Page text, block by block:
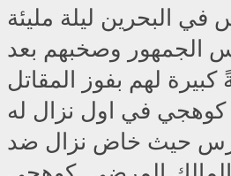
7 مارس في البحرين ليلة مليئة
الجمهور وصخبهم بعد
لهم بفوز المقاتل
كوهجي في اول نزال له
حيث خاض نزال ضد